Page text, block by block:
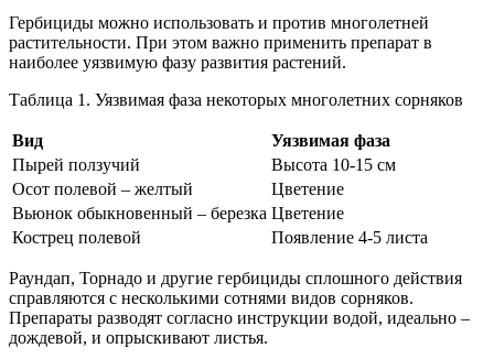
Гербициды можно использовать и против многолетней
растительности. При этом важно применить препарат в
наиболее уязвимую фазу развития растений.
Таблица 1. Уязвимая фаза некоторых многолетних сорняков
Вид
Уязвимая фаза
Пырей ползучий
Высота 10-15 см
Осот полевой – желтый
Цветение
Вьюнок обыкновенный – березка Цветение
Кострец полевой
Появление 4-5 листа
Раундап, Торнадо и другие гербициды сплошного действия
справляются с несколькими сотнями видов сорняков.
Препараты разводят согласно инструкции водой, идеально –
дождевой, и опрыскивают листья.